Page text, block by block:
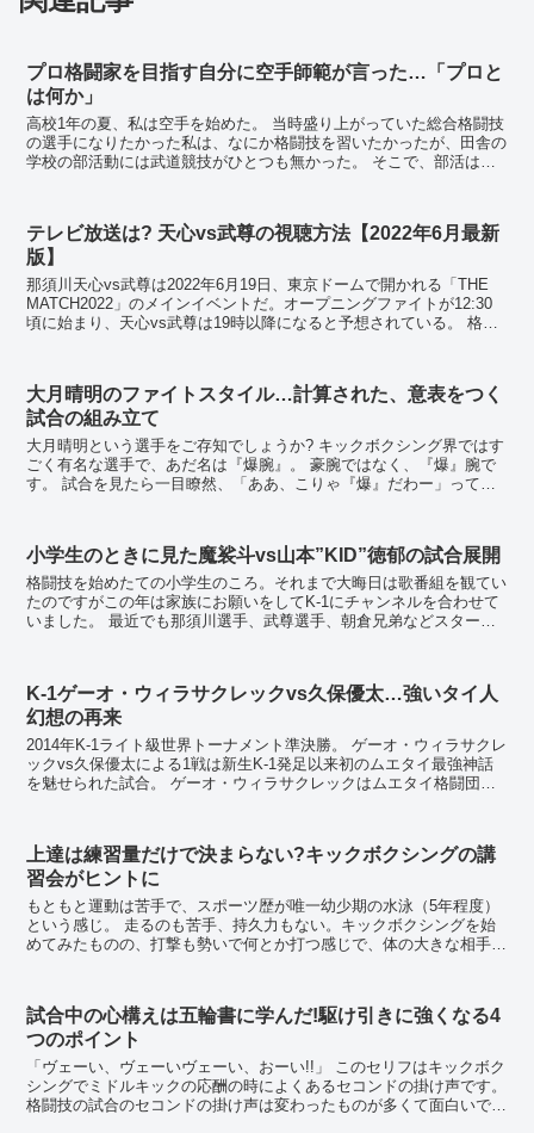
プロ格闘家を目指す自分に空手師範が言った…「プロと
は何か」
高校1年の夏、私は空手を始めた。 当時盛り上がっていた総合格闘技
の選手になりたかった私は、なにか格闘技を習いたかったが、田舎の
学校の部活動には武道競技がひとつも無かった。 そこで、部活は単
テレビ放送は? 天心vs武尊の視聴方法【2022年6月最新
版】
那須川天心vs武尊は2022年6月19日、東京ドームで開かれる「THE
MATCH2022」のメインイベントだ。オープニングファイトが12:30
頃に始まり、天心vs武尊は19時以降になると予想されている。 格闘
大月晴明のファイトスタイル…計算された、意表をつく
試合の組み立て
大月晴明という選手をご存知でしょうか? キックボクシング界ではす
ごく有名な選手で、あだ名は『爆腕』。 豪腕ではなく、『爆』腕で
す。 試合を見たら一目瞭然、「ああ、こりゃ『爆』だわー」ってな
小学生のときに見た魔裟斗vs山本”KID”徳郁の試合展開
格闘技を始めたての小学生のころ。それまで大晦日は歌番組を観てい
たのですがこの年は家族にお願いをしてK-1にチャンネルを合わせて
いました。 最近でも那須川選手、武尊選手、朝倉兄弟などスター選
K-1ゲーオ・ウィラサクレックvs久保優太…強いタイ人
幻想の再来
2014年K-1ライト級世界トーナメント準決勝。 ゲーオ・ウィラサクレ
ックvs久保優太による1戦は新生K-1発足以来初のムエタイ最強神話
を魅せられた試合。 ゲーオ・ウィラサクレックはムエタイ格闘団体
上達は練習量だけで決まらない?キックボクシングの講
習会がヒントに
もともと運動は苦手で、スポーツ歴が唯一幼少期の水泳（5年程度）
という感じ。 走るのも苦手、持久力もない。キックボクシングを始
めてみたものの、打撃も勢いで何とか打つ感じで、体の大きな相手と
試合中の心構えは五輪書に学んだ!駆け引きに強くなる4
つのポイント
「ヴェーい、ヴェーいヴェーい、おーい!!」 このセリフはキックボク
シングでミドルキックの応酬の時によくあるセコンドの掛け声です。
格闘技の試合のセコンドの掛け声は変わったものが多くて面白いです